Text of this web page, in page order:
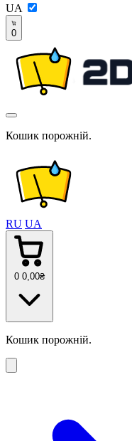
UA
0
Кошик порожній.
RU UA
0 0 ,00₴
Кошик порожній.